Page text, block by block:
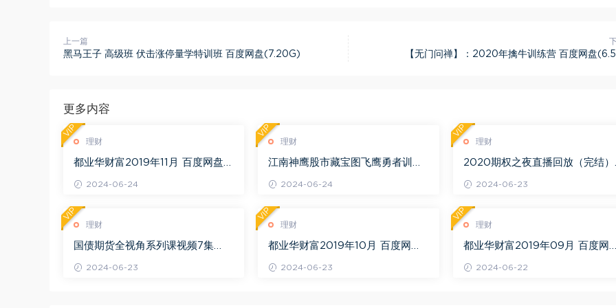
上一篇
黑马王子 高级班 伏击涨停量学特训班 百度网盘(7.20G) 【无门问禅】：2020年擒牛训练营 百度网盘
更多内容
理财
都业华财富2019年11月 百度网盘
2024-06-24
VIP
理财
江南神鹰股市藏宝图飞鹰勇者训练
2024-06-24
VIP
理财
2020期权之夜直播回放（完结）
2024-06-23
VIP
理财
国债期货全视角系列课视频7集
2024-06-23
VIP
理财
都业华财富2019年10月 百度网盘
2024-06-23
VIP
理财
都业华财富2019年09月 百度网
2024-06-22
VIP